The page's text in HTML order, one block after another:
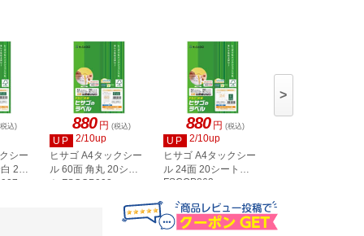
込)
シー
20
880 円 (税込)
UP
2/10up
ヒサゴ A4タックシー
ル 60面 角丸 20シー
ト FSCOP902
880 円 (税込)
UP
2/10up
ヒサゴ A4タックシー
ル 24面 20シート
FSCOP863
>